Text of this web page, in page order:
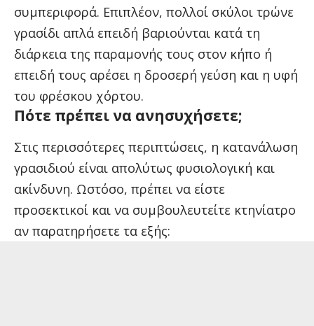
συμπεριφορά. Επιπλέον, πολλοί σκύλοι τρώνε
γρασίδι απλά επειδή βαριούνται κατά τη
διάρκεια της παραμονής τους στον κήπο ή
επειδή τους αρέσει η δροσερή γεύση και η υφή
του φρέσκου χόρτου.
Πότε πρέπει να ανησυχήσετε;
Στις περισσότερες περιπτώσεις, η κατανάλωση
γρασιδιού είναι απολύτως φυσιολογική και
ακίνδυνη. Ωστόσο, πρέπει να είστε
προσεκτικοί και να συμβουλευτείτε κτηνίατρο
αν παρατηρήσετε τα εξής: